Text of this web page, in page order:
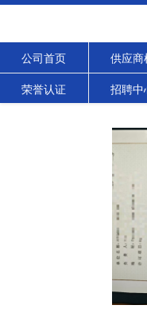
公司首页 供应商
荣誉认证 招聘中